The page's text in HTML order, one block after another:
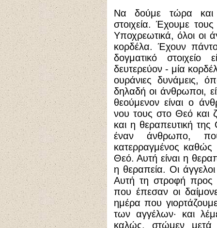
Να δούμε τώρα και
στοιχεία. Έχουμε
Υποχρεωτικά, όλοι οι
κορδέλα. Έχουν
δογματικό στοιχείο
δευτερεύον - μία
ουράνιες δυνάμεις,
δηλαδή οι άνθρωποι,
θεούμενον είναι ο
νου τους στο Θεό και
και η θεραπευτική
έναν άνθρωπο,
κατερραγμένος καθώς
Θεό. Αυτή είναι η
η θεραπεία. Οι
Αυτή τη στροφή προς
που έπεσαν οι
ημέρα που
των αγγέλων· και
καλώς, στώμεν μετά